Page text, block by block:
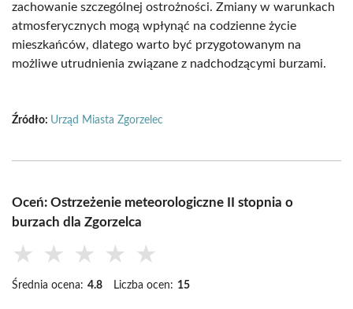
zachowanie szczególnej ostrożności. Zmiany w warunkach
atmosferycznych mogą wpłynąć na codzienne życie
mieszkańców, dlatego warto być przygotowanym na
możliwe utrudnienia związane z nadchodzącymi burzami.
Źródło: Urząd Miasta Zgorzelec
Oceń: Ostrzeżenie meteorologiczne II stopnia o
burzach dla Zgorzelca
★ ★ ★ ★ ★
Średnia ocena: 4.8 Liczba ocen: 15